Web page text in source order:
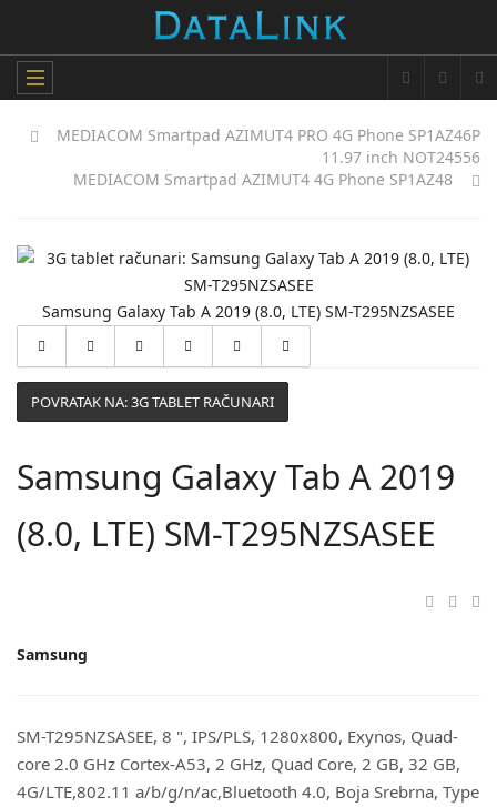
MEDIACOM Smartpad AZIMUT4 PRO 4G Phone SP1AZ46P
11.97 inch NOT24556
MEDIACOM Smartpad AZIMUT4 4G Phone SP1AZ48
Samsung Galaxy Tab A 2019 (8.0, LTE) SM-T295NZSASEE
POVRATAK NA: 3G TABLET RAČUNARI
Samsung Galaxy Tab A 2019
(8.0, LTE) SM-T295NZSASEE
Samsung
SM-T295NZSASEE, 8 ", IPS/PLS, 1280x800, Exynos, Quad-
core 2.0 GHz Cortex-A53, 2 GHz, Quad Core, 2 GB, 32 GB,
4G/LTE,802.11 a/b/g/n/ac,Bluetooth 4.0, Boja Srebrna, Type